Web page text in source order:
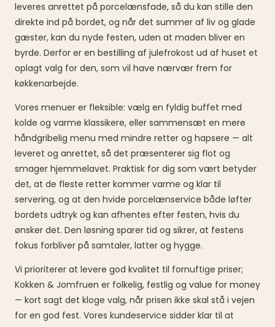
leveres anrettet på porcelænsfade, så du kan stille den
direkte ind på bordet, og når det summer af liv og glade
gæster, kan du nyde festen, uden at maden bliver en
byrde. Derfor er en bestilling af julefrokost ud af huset et
oplagt valg for den, som vil have nærvær frem for
køkkenarbejde.
Vores menuer er fleksible: vælg en fyldig buffet med
kolde og varme klassikere, eller sammensæt en mere
håndgribelig menu med mindre retter og hapsere — alt
leveret og anrettet, så det præsenterer sig flot og
smager hjemmelavet. Praktisk for dig som vært betyder
det, at de fleste retter kommer varme og klar til
servering, og at den hvide porcelænservice både løfter
bordets udtryk og kan afhentes efter festen, hvis du
ønsker det. Den løsning sparer tid og sikrer, at festens
fokus forbliver på samtaler, latter og hygge.
Vi prioriterer at levere god kvalitet til fornuftige priser;
Kokken & Jomfruen er folkelig, festlig og value for money
— kort sagt det kloge valg, når prisen ikke skal stå i vejen
for en god fest. Vores kundeservice sidder klar til at